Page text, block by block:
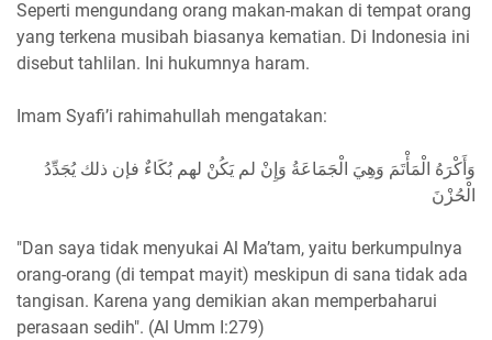
Seperti mengundang orang makan-makan di tempat orang
yang terkena musibah biasanya kematian. Di Indonesia ini
disebut tahlilan. Ini hukumnya haram.
Imam Syafi’i rahimahullah mengatakan:
وَأَكْرَهُ الْمَأْتَمَ وَهِيَ الْجَمَاعَةُ وَإِنْ لم يَكُنْ لهم بُكَاءٌ فإن ذلك يُجَدِّدُ
الْحُزْنَ
"Dan saya tidak menyukai Al Ma’tam, yaitu berkumpulnya
orang-orang (di tempat mayit) meskipun di sana tidak ada
tangisan. Karena yang demikian akan memperbaharui
perasaan sedih". (Al Umm I:279)